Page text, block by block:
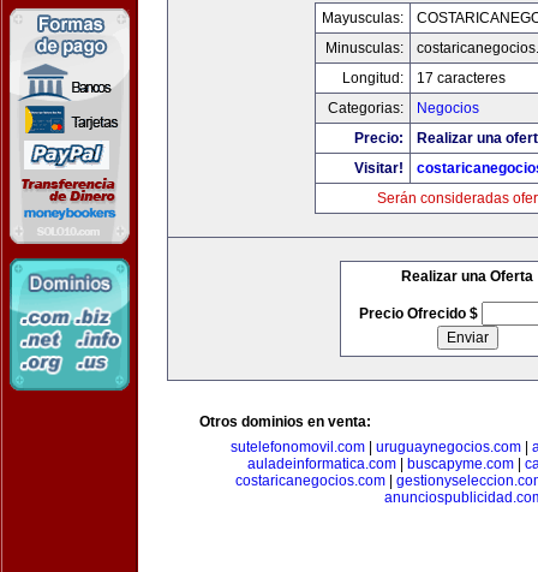
Mayusculas:
Minusculas:
Longitud:
17 caracteres
Categorias:
Negocios
Precio:
Realizar una
Visitar!
Serán consideradas
Realizar una Oferta
Precio Ofrecido $
Otros dominios en venta:
sutelefonomovil.com| uruguaynegocios.com|
auladeinformatica.com| buscapyme.com|
costaricanegocios.com|